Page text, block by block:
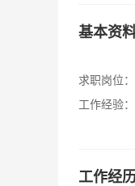
基本资
求职岗位：
工作经验：
工作经历